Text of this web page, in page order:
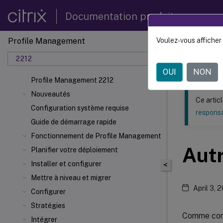
Documentation produit
Profile Management
2212
Profile Management 2212
Nouveautés
Configuration système requise
Guide de démarrage rapide
Fonctionnement de Profile Management
Planifier votre déploiement
Installer et configurer
Mettre à niveau et migrer
Configurer
Stratégies
Intégrer
Ce contenu a
Profile
<
Ce
April 3,
Comme
Voulez-vous
OUI NON